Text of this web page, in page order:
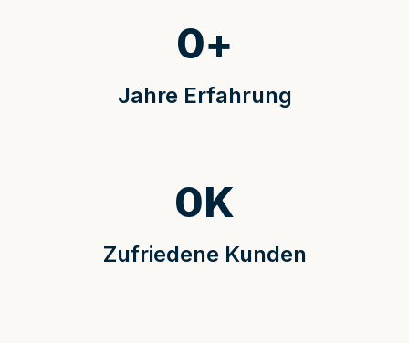
Jahre Erfahrung
0+
Zufriedene Kunden
0K